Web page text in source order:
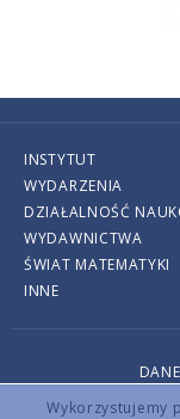
Wykorzystujemy
INSTYTUT
WYDARZENIA
DZIAŁALNOŚĆ
WYDAWNICTWA
ŚWIAT MATEMATYKI
INNE
Copyright